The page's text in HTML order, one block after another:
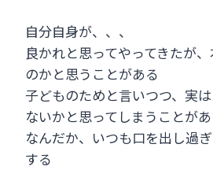
自分自身が、、、
良かれと思ってやってきたが
のかと思うことがある
子どものためと言いつつ、実
ないかと思ってしまうことが
なんだか、いつも口を出し過
する